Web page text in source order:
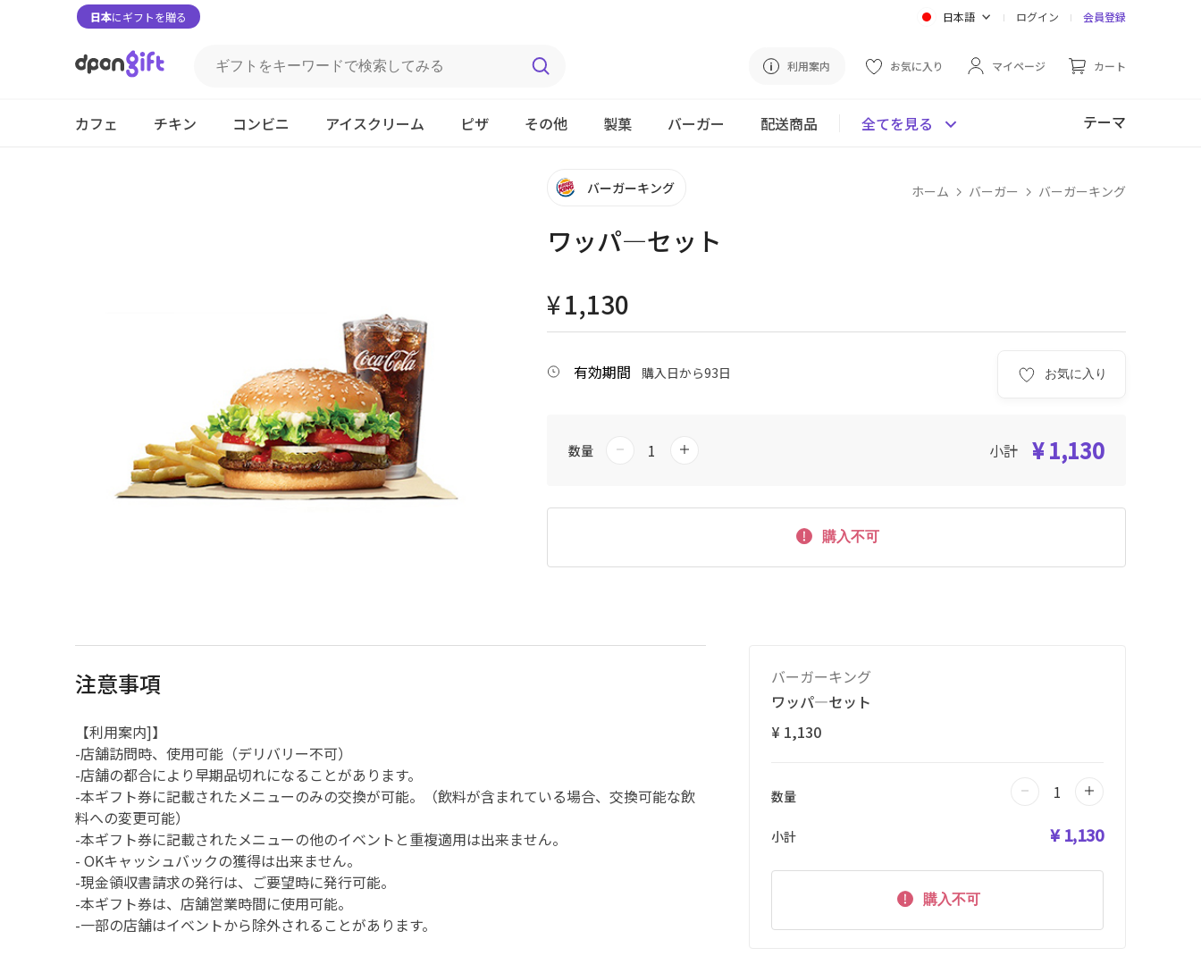
日本にギフトを贈る 日本語 ログイン 会員登録
利用案内 お気に入り マイページ カート
カフェ チキン コンビニ アイスクリーム ピザ その他 製菓 バーガー 配送商品 全てを見る テーマ
バーガーキング ホーム バーガー バーガーキング
ワッパ―セット
¥1,130
お気に入り
有効期間 購入日から93日
数量 小計 ¥ 1,130
購入不可
注意事項
【利用案内]】
-店舗訪問時、使用可能（デリバリー不可）
-店舗の都合により早期品切れになることがあります。
-本ギフト券に記載されたメニューのみの交換が可能。（飲料が含まれている場合、交換可能な飲
料への変更可能）
-本ギフト券に記載されたメニューの他のイベントと重複適用は出来ません。
- OKキャッシュバックの獲得は出来ません。
-現金領収書請求の発行は、ご要望時に発行可能。
-本ギフト券は、店舗営業時間に使用可能。
-一部の店舗はイベントから除外されることがあります。
バーガーキング
ワッパ―セット
¥ 1,130
数量
小計 ¥ 1,130
購入不可